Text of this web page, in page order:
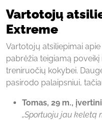
Vartotojų
Extreme
Vartotojų atsiliepimai
pabrėžia teigiamą
treniruočių kokybei.
pasirodo palaipsniui,
Tomas, 29 m.,
„Sportuoju jau keletą